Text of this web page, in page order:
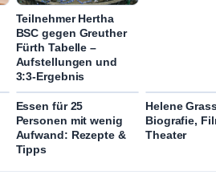
Teilnehmer Hertha
BSC gegen Greuther
Fürth Tabelle –
Aufstellungen und
3:3-Ergebnis
Essen für 25
Personen mit wenig
Aufwand: Rezepte &
Tipps
Helene
Biografie,
Theater